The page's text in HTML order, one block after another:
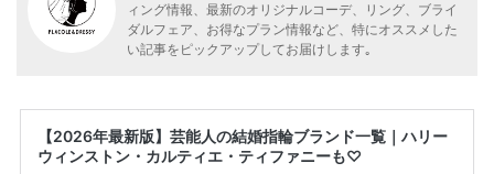
ィング情報、最新のオリジナルコーデ、リング、ブライ
ダルフェア、お得なプラン情報など、特にオススメした
い記事をピックアップしてお届けします｡
【2026年最新版】芸能人の結婚指輪ブランド一覧｜ハリー
ウィンストン・カルティエ・ティファニーも♡